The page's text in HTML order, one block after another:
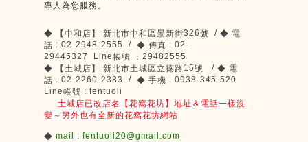
專人為您服務。
◆ 【中和店】 新北市中和區景新街326號 / ◆ 電
話 : 02-2948-2555 / ◆ 傳真 : 02-
29445327 Line帳號 ： 29482555
◆
【土城店】 新北市土城區立德路15號 / ◆ 電
話 : 02-2260-2383 / ◆ 手機 : 0938-345-520
Line帳號 : fentuoli
土城店已改店名【花窩花坊】地址＆電話一樣沒
變～另外也有全新的花窩花坊網站
◆ mail : fentuoli20@gmail.com